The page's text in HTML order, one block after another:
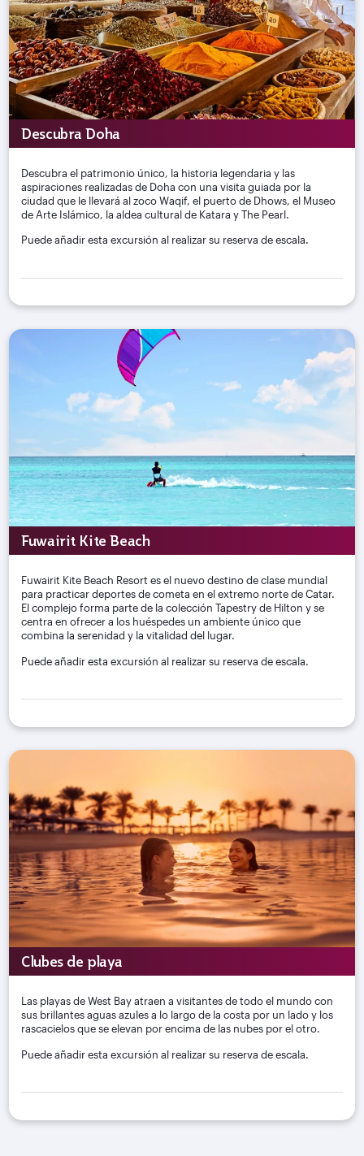
Descubra Doha
Descubra el patrimonio único, la historia legendaria y las
aspiraciones realizadas de Doha con una visita guiada por la
ciudad que le llevará al zoco Waqif, el puerto de Dhows, el Museo
de Arte Islámico, la aldea cultural de Katara y The Pearl.
Puede añadir esta excursión al realizar su reserva de escala.
Fuwairit Kite Beach
Fuwairit Kite Beach Resort es el nuevo destino de clase mundial
para practicar deportes de cometa en el extremo norte de Catar.
El complejo forma parte de la colección Tapestry de Hilton y se
centra en ofrecer a los huéspedes un ambiente único que
combina la serenidad y la vitalidad del lugar.
Puede añadir esta excursión al realizar su reserva de escala.
Clubes de playa
Las playas de West Bay atraen a visitantes de todo el mundo con
sus brillantes aguas azules a lo largo de la costa por un lado y los
rascacielos que se elevan por encima de las nubes por el otro.
Puede añadir esta excursión al realizar su reserva de escala.